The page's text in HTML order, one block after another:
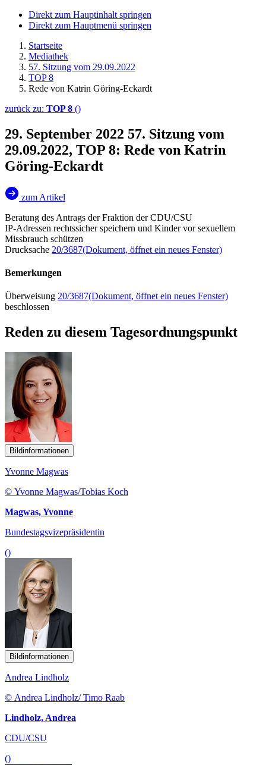
Direkt zum Hauptinhalt springen
Direkt zum Hauptmenü springen
Startseite
Mediathek
57. Sitzung vom 29.09.2022
TOP 8
Rede von Katrin Göring-Eckardt
zurück zu: TOP 8 ()
29. September 2022 57. Sitzung vom
29.09.2022, TOP 8: Rede von Katrin
Göring-Eckardt
zum Artikel
Beratung des Antrags der Fraktion der CDU/CSU
IP-Adressen rechtssicher speichern und Kinder vor sexuellem
Missbrauch schützen
Drucksache 20/3687(Dokument, öffnet ein neues Fenster)
Bemerkungen
Überweisung 20/3687(Dokument, öffnet ein neues Fenster)
beschlossen
Reden zu diesem Tagesordnungspunkt
Bildinformationen
Yvonne Magwas
© Yvonne Magwas/Tobias Koch
Magwas, Yvonne
Bundestagsvizepräsidentin
()
Bildinformationen
Andrea Lindholz
© Andrea Lindholz/ Timo Raab
Lindholz, Andrea
CDU/CSU
()